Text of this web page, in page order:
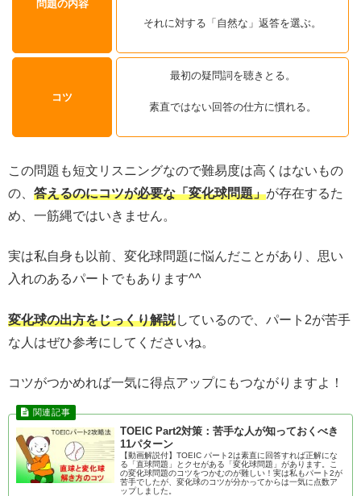
問題の内容
それに対する「自然な」返答を選ぶ。
コツ
最初の疑問詞を聴きとる。
素直ではない回答の仕方に慣れる。
この問題も短文リスニングなので難易度は高くはないもの
の、 答えるのにコツが必要な「変化球問題」が存在するた
め、一筋縄ではいきません。
実は私自身も以前、変化球問題に悩んだことがあり、思い
入れのあるパートでもあります^^
変化球の出方をじっくり解説しているので、パート2が苦手
な人はぜひ参考にしてくださいね。
コツがつかめれば一気に得点アップにもつながりますよ！
TOEIC Part2対策：苦手な人が知っておくべき
11パターン
【動画解説付】TOEIC パート2は素直に回答すれば正解にな
る「直球問題」とクセがある「変化球問題」があります。こ
の変化球問題のコツをつかむのが難しい！実は私もパート2が
苦手でしたが、変化球のコツが分かってからは一気に点数ア
ップしました。